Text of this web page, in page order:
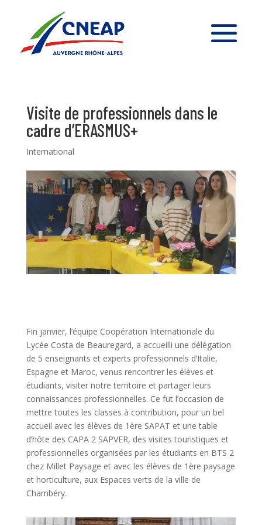
Visite de professionnels dans le
cadre d’ERASMUS+
International
Fin janvier, l’équipe Coopération Internationale du
Lycée Costa de Beauregard, a accueilli une délégation
de 5 enseignants et experts professionnels d’Italie,
Espagne et Maroc, venus rencontrer les élèves et
étudiants, visiter notre territoire et partager leurs
connaissances professionnelles. Ce fut l’occasion de
mettre toutes les classes à contribution, pour un bel
accueil avec les élèves de 1ère SAPAT et une table
d’hôte des CAPA 2 SAPVER, des visites touristiques et
professionnelles organisées par les étudiants en BTS 2
chez Millet Paysage et avec les élèves de 1ère paysage
et horticulture, aux Espaces verts de la ville de
Chambéry.